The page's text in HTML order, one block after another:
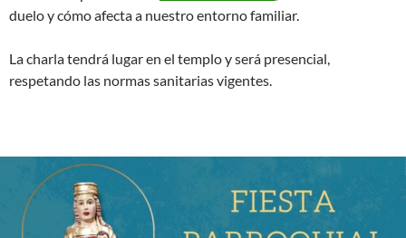
duelo y cómo afecta a nuestro entorno familiar.
La charla tendrá lugar en el templo y será presencial,
respetando las normas sanitarias vigentes.